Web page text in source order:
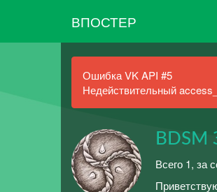
ВПОСТЕР
Ошибка VK API #5
Недействительный
Всего 1, за